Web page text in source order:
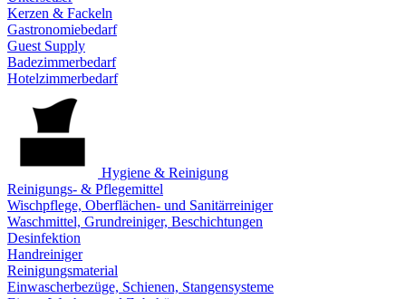
Kerzen & Fackeln
Gastronomiebedarf
Guest Supply
Badezimmerbedarf
Hotelzimmerbedarf
Hygiene & Reinigung
Reinigungs- & Pflegemittel
Wischpflege, Oberflächen- und Sanitärreiniger
Waschmittel, Grundreiniger, Beschichtungen
Desinfektion
Handreiniger
Reinigungsmaterial
Einwascherbezüge, Schienen, Stangensysteme